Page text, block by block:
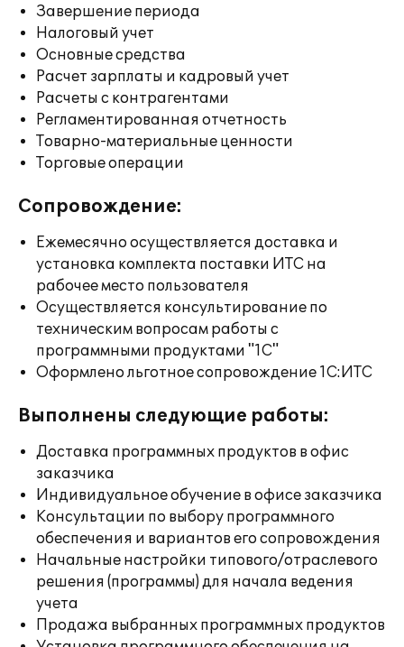
Завершение периода
Налоговый учет
Основные средства
Расчет зарплаты и кадровый учет
Расчеты с контрагентами
Регламентированная отчетность
Товарно-материальные ценности
Торговые операции
Сопровождение:
Ежемесячно осуществляется доставка и
установка комплекта поставки ИТС на
рабочее место пользователя
Осуществляется консультирование по
техническим вопросам работы с
программными продуктами "1С"
Оформлено льготное сопровождение 1С:ИТС
Выполнены следующие работы:
Доставка программных продуктов в офис
заказчика
Индивидуальное обучение в офисе заказчика
Консультации по выбору программного
обеспечения и вариантов его сопровождения
Начальные настройки типового/отраслевого
решения (программы) для начала ведения
учета
Продажа выбранных программных продуктов